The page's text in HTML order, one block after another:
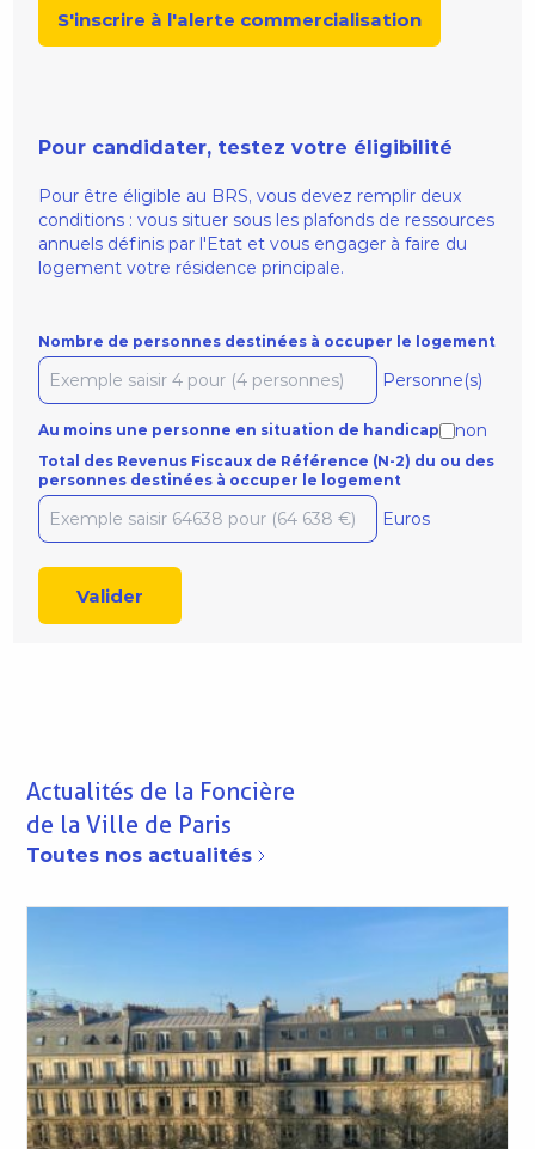
S'inscrire à l'alerte commercialisation
Actualités de la Foncière
de la Ville de Paris
Toutes nos actualités